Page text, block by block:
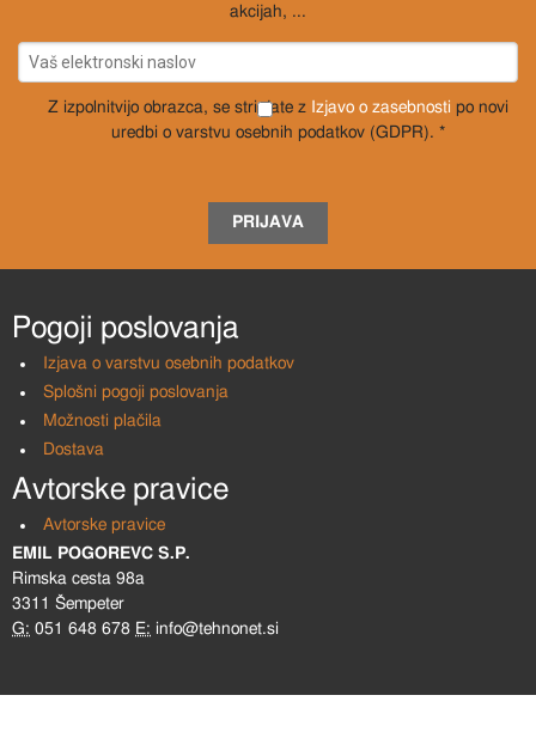
akcijah, ...
Z izpolnitvijo obrazca, se strinjate z Izjavo o zasebnosti po novi
uredbi o varstvu osebnih podatkov (GDPR). *
PRIJAVA
Pogoji poslovanja
Izjava o varstvu osebnih podatkov
Splošni pogoji poslovanja
Možnosti plačila
Dostava
Avtorske pravice
Avtorske pravice
EMIL POGOREVC S.P.
Rimska cesta 98a
3311 Šempeter
G: 051 648 678 E: info@tehnonet.si